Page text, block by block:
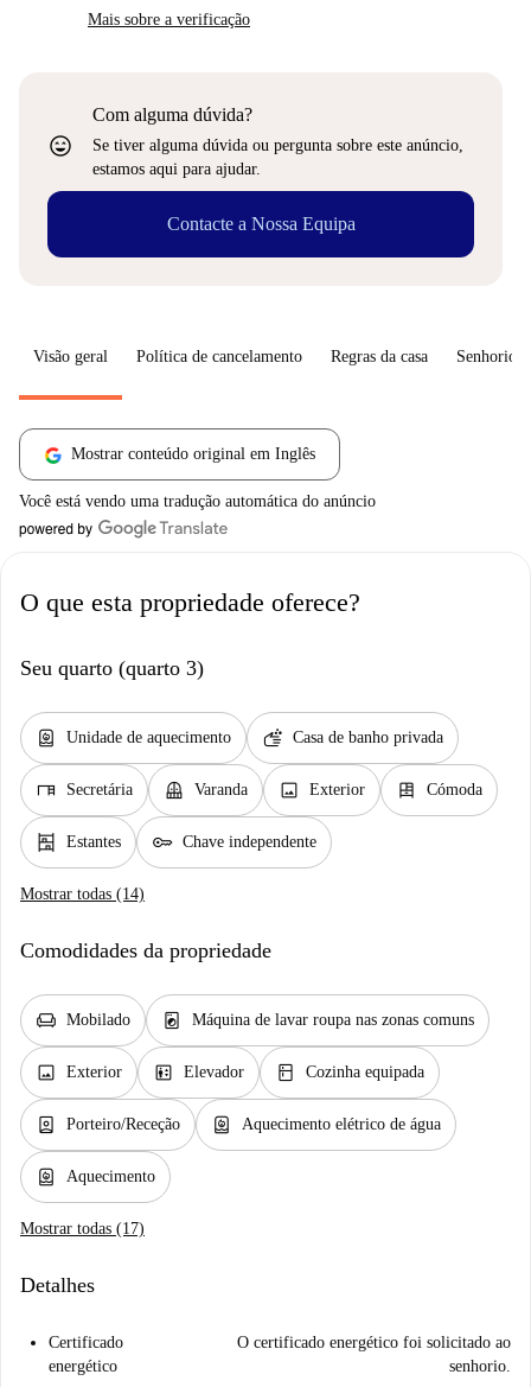
Mais sobre a verificação
sentiment_very_satisfied
Com alguma dúvida?
Se tiver alguma dúvida ou pergunta sobre este anúncio,
estamos aqui para ajudar.
Contacte a Nossa Equipa
Visão geral Política de cancelamento Regras da casa Senhorio
Mostrar conteúdo original em Inglês
Você está vendo uma tradução automática do anúncio
O que esta propriedade oferece?
Seu quarto (quarto 3)
water_heater Unidade de aquecimento soap Casa de banho privada
desk Secretária balcony Varanda image Exterior dresser Cómoda
shelves Estantes key Chave independente
Mostrar todas (14)
Comodidades da propriedade
chair Mobilado local_laundry_service Máquina de lavar roupa nas zonas comuns
image Exterior elevator Elevador kitchen Cozinha equipada
person_book Porteiro/Receção water_heater Aquecimento elétrico de água
water_heater Aquecimento
Mostrar todas (17)
Detalhes
Certificado
energético
O certificado energético foi solicitado ao
senhorio.